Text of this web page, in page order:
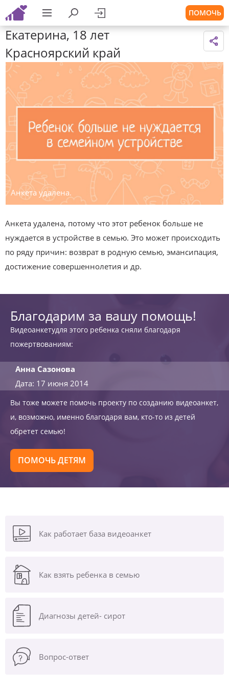
ПОМОЧЬ
Екатерина, 18 лет
Красноярский край
Анкета удалена.
Анкета удалена, потому что этот ребенок больше не
нуждается в устройстве в семью. Это может происходить
по ряду причин: возврат в родную семью, эмансипация,
достижение совершеннолетия и др.
Благодарим за вашу помощь!
Видеоанкетудля этого ребенка сняли благодаря
пожертвованиям:
Анна Сазонова
Дата: 17 июня 2014
Вы тоже можете помочь проекту по созданию видеоанкет,
и, возможно, именно благодаря вам, кто-то из детей
обретет семью!
ПОМОЧЬ ДЕТЯМ
Как работает база видеоанкет
Как взять ребенка в семью
Диагнозы детей- сирот
Вопрос-ответ